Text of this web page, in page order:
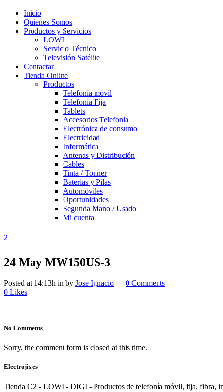
Inicio
Quienes Somos
Productos y Servicios
LOWI
Servicio Técnico
Televisión Satélite
Contactar
Tienda Online
Productos
Telefonía móvil
Telefonía Fija
Tablets
Accesorios Telefonía
Electrónica de consumo
Electricidad
Informática
Antenas y Distribución
Cables
Tinta / Tonner
Baterias y Pilas
Automóviles
Oportunidades
Segunda Mano / Usado
Mi cuenta
24 May MW150US-3
Posted at 14:13h in by Jose Ignacio
0 Comments
0 Likes
No Comments
Sorry, the comment form is closed at this time.
Electrojis.es
Tienda O2 - LOWI - DIGI - Productos de telefonía móvil, fija, fibra,